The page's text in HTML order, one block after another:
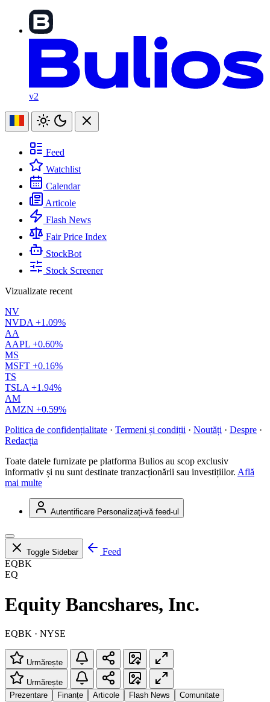
v2
Feed
Watchlist
Calendar
Articole
Flash News
Fair Price Index
StockBot
Stock Screener
Vizualizate recent
NV
NVDA +1.09%
AA
AAPL +0.60%
MS
MSFT +0.16%
TS
TSLA +1.94%
AM
AMZN +0.59%
Politica de confidențialitate · Termeni și condiții · Noutăți · Despre ·
Redacția
Toate datele furnizate pe platforma Bulios au scop exclusiv
informativ și nu sunt destinate tranzacționării sau investițiilor. Află
mai multe
Autentificare Personalizați-vă feed-ul
Toggle Sidebar
Feed
EQBK
EQ
Equity Bancshares, Inc.
EQBK · NYSE
Urmărește
Urmărește
Prezentare
Finanțe Articole Flash News Comunitate